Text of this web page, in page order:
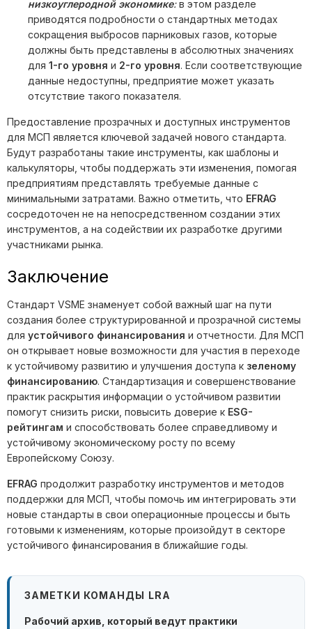
низкоуглеродной экономике:в этом разделе
приводятся подробности о стандартных методах
сокращения выбросов парниковых газов, которые
должны быть представлены в абсолютных значениях
для 1-го уровня и 2-го уровня. Если соответствующие
данные недоступны, предприятие может указать
отсутствие такого показателя.
Предоставление прозрачных и доступных инструментов
для МСП является ключевой задачей нового стандарта.
Будут разработаны такие инструменты, как шаблоны и
калькуляторы, чтобы поддержать эти изменения, помогая
предприятиям представлять требуемые данные с
минимальными затратами. Важно отметить, что EFRAG
сосредоточен не на непосредственном создании этих
инструментов, а на содействии их разработке другими
участниками рынка.
Заключение
Стандарт VSME знаменует собой важный шаг на пути
создания более структурированной и прозрачной системы
для устойчивого финансирования и отчетности. Для МСП
он открывает новые возможности для участия в переходе
к устойчивому развитию и улучшения доступа к зеленому
финансированию. Стандартизация и совершенствование
практик раскрытия информации о устойчивом развитии
помогут снизить риски, повысить доверие к ESG-
рейтингам и способствовать более справедливому и
устойчивому экономическому росту по всему
Европейскому Союзу.
EFRAG продолжит разработку инструментов и методов
поддержки для МСП, чтобы помочь им интегрировать эти
новые стандарты в свои операционные процессы и быть
готовыми к изменениям, которые произойдут в секторе
устойчивого финансирования в ближайшие годы.
ЗАМЕТКИ КОМАНДЫ LRA
Рабочий архив, который ведут практики